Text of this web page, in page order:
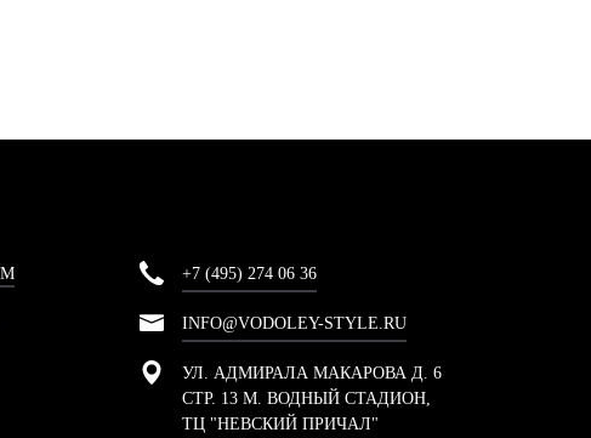
+7 (495) 274 06 36
INFO@VODOLEY-STYLE.RU
УЛ. АДМИРАЛА МАКАРОВА Д. 6
СТР. 13 М. ВОДНЫЙ СТАДИОН,
ТЦ "НЕВСКИЙ ПРИЧАЛ"